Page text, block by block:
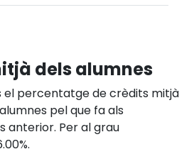
dels alumnes
el percentatge de crèdits mitjà
pel que fa als
anterior. Per al grau